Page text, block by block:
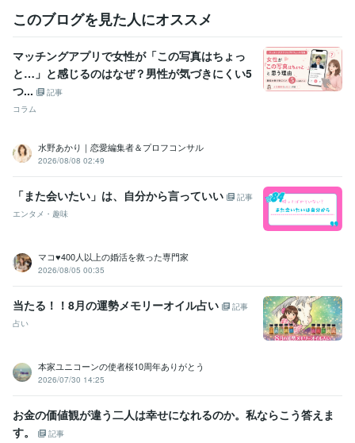
このブログを見た人にオススメ
マッチングアプリで女性が「この写真はちょっ
と…」と感じるのはなぜ？男性が気づきにくい5
つ...
記事
コラム
水野あかり｜恋愛編集者＆プロフコンサル
2026/08/08 02:49
「また会いたい」は、自分から言っていい
記事
エンタメ・趣味
マコ♥️400人以上の婚活を救った専門家
2026/08/05 00:35
当たる！！8月の運勢メモリーオイル占い
記事
占い
本家ユニコーンの使者桜10周年ありがとう
2026/07/30 14:25
お金の価値観が違う二人は幸せになれるのか。私ならこう答えま
す。
記事